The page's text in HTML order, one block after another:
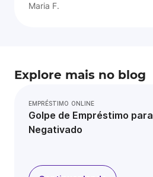
Maria F.
Explore mais no blog
EMPRÉSTIMO ONLINE
Golpe de Empréstimo para
Negativado